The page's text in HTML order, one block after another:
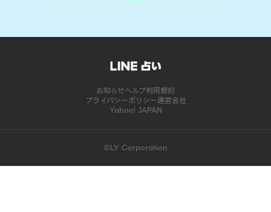
お知らせヘルプ利用規約
プライバシーポリシー運営会社
Yahoo! JAPAN
©LY Corporation
このコンテンツは掲載が終了しました | LINE占い